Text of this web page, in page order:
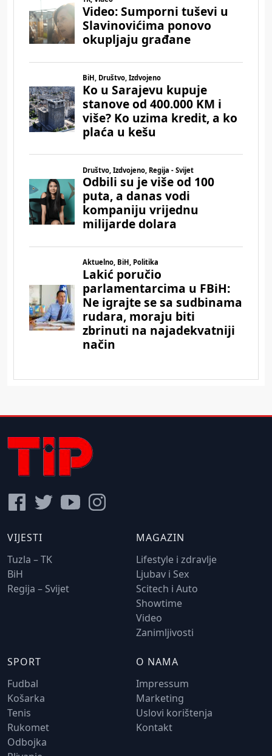
VIJESTI
Tuzla – TK
BiH
Regija – Svijet
MAGAZIN
Lifestyle i zdravlje
Ljubav i Sex
Scitech i Auto
Showtime
Video
Zanimljivosti
SPORT
Fudbal
Košarka
Tenis
Rukomet
Odbojka
O NAMA
Impressum
Marketing
Uslovi korištenja
Kontakt